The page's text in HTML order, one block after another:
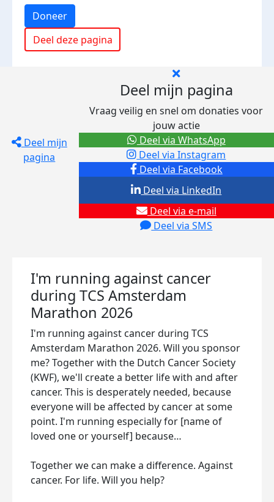
Doneer
Deel deze pagina
Deel mijn
pagina
Deel mijn pagina
Vraag veilig en snel om donaties voor
jouw actie
Deel via Facebook
Deel via Instagram
Deel via e-mail
Deel via SMS
Deel via LinkedIn
Deel via WhatsApp
I'm running against cancer
during TCS Amsterdam
Marathon 2026
I'm running against cancer during TCS
Amsterdam Marathon 2026. Will you sponsor
me? Together with the Dutch Cancer Society
(KWF), we'll create a better life with and after
cancer. This is desperately needed, because
everyone will be affected by cancer at some
point. I'm running especially for [name of
loved one or yourself] because…
Together we can make a difference. Against
cancer. For life. Will you help?